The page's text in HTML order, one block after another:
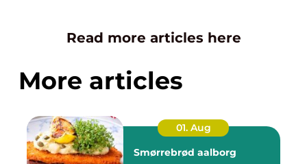
Read more articles here
More articles
01. Aug
Smørrebrød aalborg